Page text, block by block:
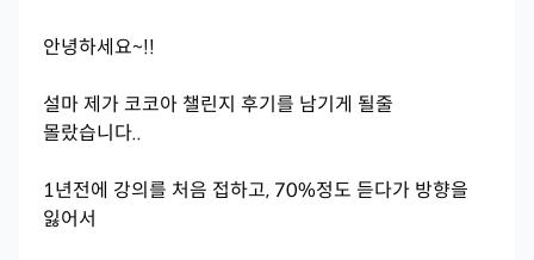
안녕하세요~!!
설마 제가 코코아 챌린지 후기를 남기게 될줄
몰랐습니다..
1년전에 강의를 처음 접하고, 70%정도 듣다가 방향을
잃어서